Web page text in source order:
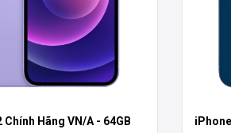
Chính Hãng VN/A - 64GB